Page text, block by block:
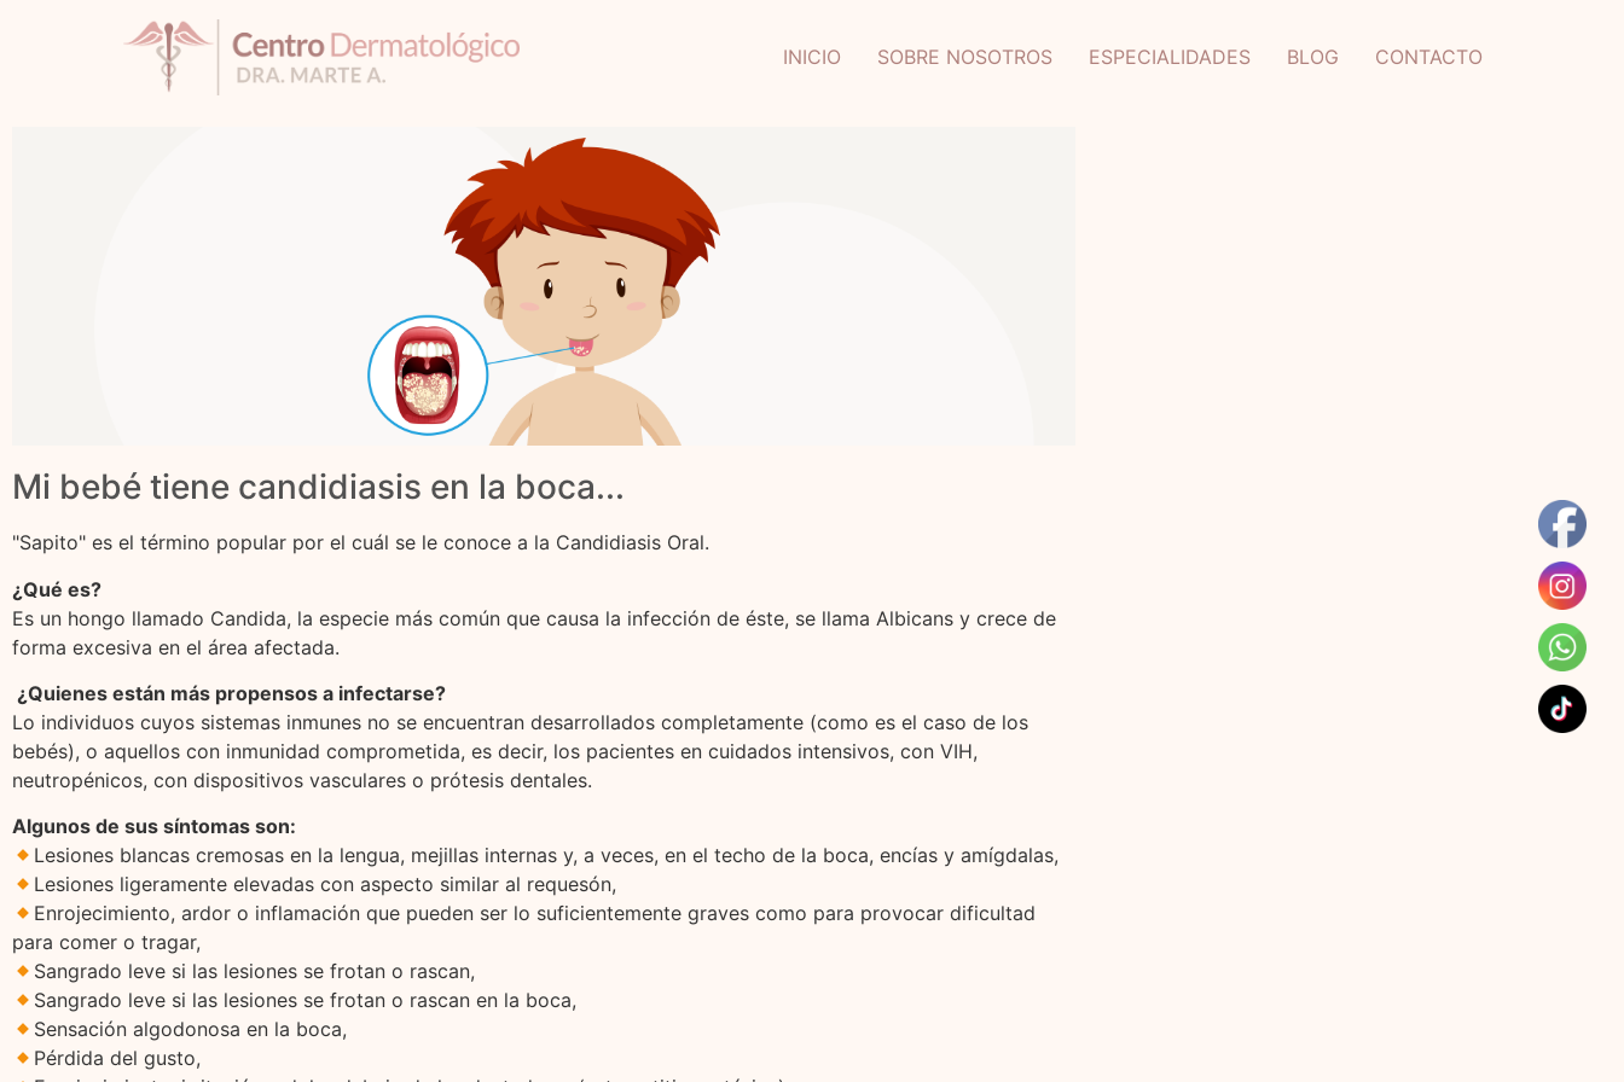
INICIO SOBRE NOSOTROS ESPECIALIDADES BLOG CONTACTO
Mi bebé tiene candidiasis en la boca...
"Sapito" es el término popular por el cuál se le conoce a la Candidiasis Oral.
¿Qué es?
Es un hongo llamado Candida, la especie más común que causa la infección de éste, se llama Albicans y crece de
forma excesiva en el área afectada.
¿Quienes están más propensos a infectarse?
Lo individuos cuyos sistemas inmunes no se encuentran desarrollados completamente (como es el caso de los
bebés), o aquellos con inmunidad comprometida, es decir, los pacientes en cuidados intensivos, con VIH,
neutropénicos, con dispositivos vasculares o prótesis dentales.
Algunos de sus síntomas son:
Lesiones blancas cremosas en la lengua, mejillas internas y, a veces, en el techo de la boca, encías y amígdalas,
Lesiones ligeramente elevadas con aspecto similar al requesón,
Enrojecimiento, ardor o inflamación que pueden ser lo suficientemente graves como para provocar dificultad
para comer o tragar,
Sangrado leve si las lesiones se frotan o rascan,
Sangrado leve si las lesiones se frotan o rascan en la boca,
Sensación algodonosa en la boca,
Pérdida del gusto,